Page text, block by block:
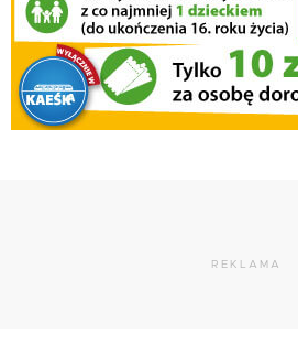
REKLAMA